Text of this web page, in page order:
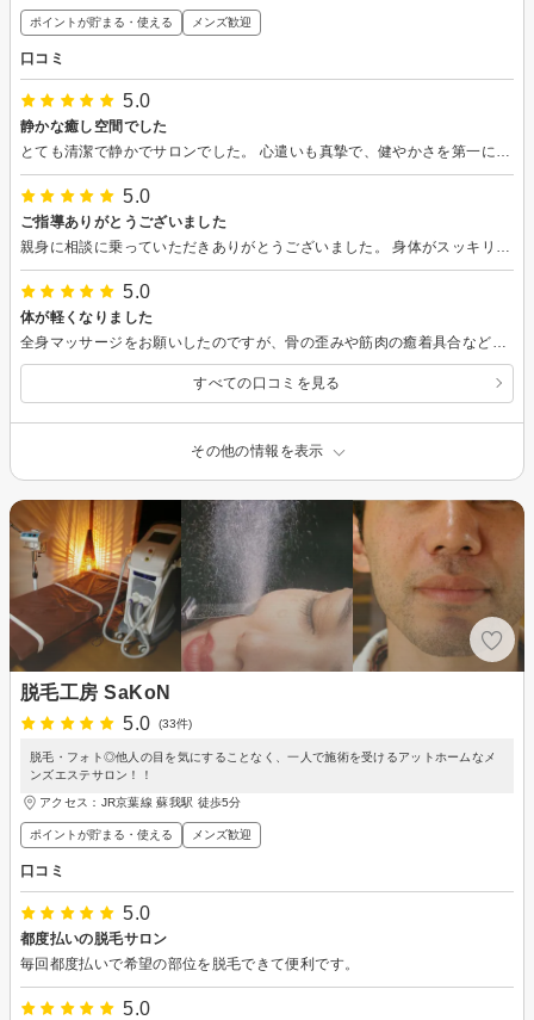
ポイントが貯まる・使える メンズ歓迎
口コミ
5.0
静かな癒し空間でした
5.0
ご指導ありがとうございました
5.0
体が軽くなりました
すべての口コミを見る
その他の情報を表示
脱毛工房 SaKoN
5.0
(33件)
脱毛・フォト◎他人の目を気にすることなく、一人で施術を受けるアットホームなメ
ンズエステサロン！！
アクセス：JR京葉線 蘇我駅 徒歩5分
ポイントが貯まる・使える メンズ歓迎
口コミ
5.0
都度払いの脱毛サロン
毎回都度払いで希望の部位を脱毛できて便利です。
5.0